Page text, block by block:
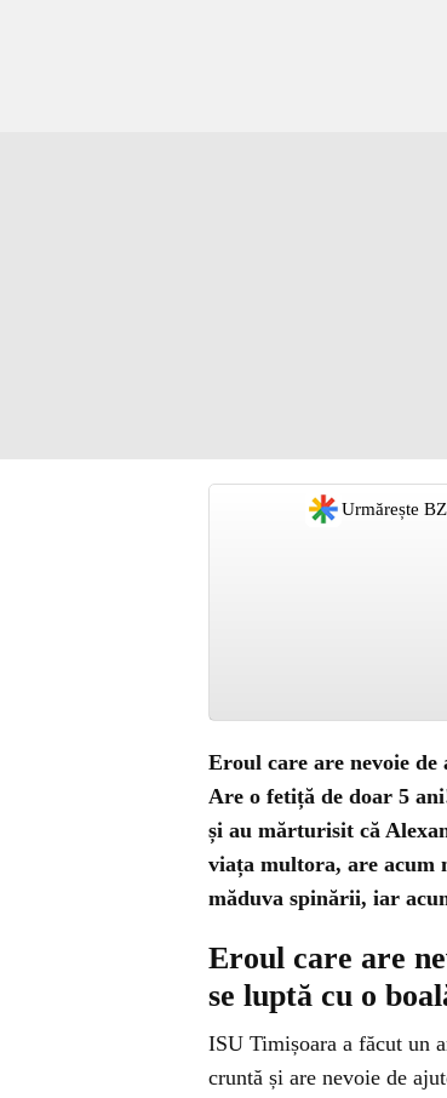
Urmărește
Eroul care are nevoie
Are o fetiță de doar 5
și au mărturisit că
viața multora, are acum
măduva spinării, iar
Eroul care are
se luptă cu o
ISU Timișoara a făcut un
cruntă și are nevoie de